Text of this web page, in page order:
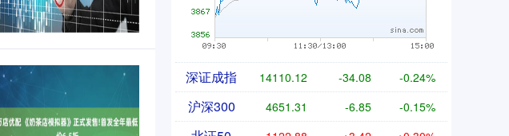
深证成指 14110.12 -34.08 -0.24%
沪深300 4651.31 -6.85 -0.15%